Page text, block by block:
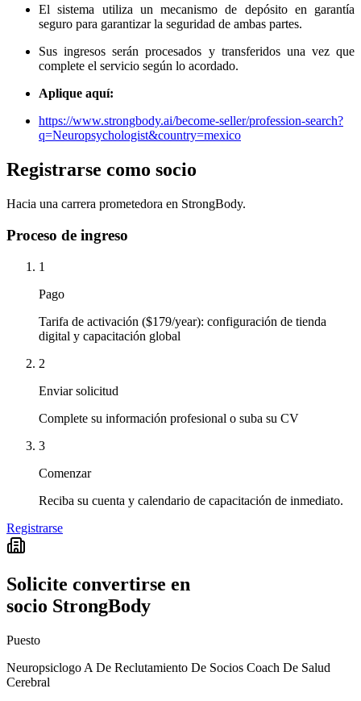
El sistema utiliza un mecanismo de depósito en garantía
seguro para garantizar la seguridad de ambas partes.
Sus ingresos serán procesados ​​y transferidos una vez que
complete el servicio según lo acordado.
Aplique aquí:
https://www.strongbody.ai/become-seller/profession-search?
q=Neuropsychologist&country=mexico
Registrarse como socio
Hacia una carrera prometedora en StrongBody.
Proceso de ingreso
1
Pago
Tarifa de activación ($179/year): configuración de tienda
digital y capacitación global
2
Enviar solicitud
Complete su información profesional o suba su CV
3
Comenzar
Reciba su cuenta y calendario de capacitación de inmediato.
Registrarse
Solicite convertirse en
socio StrongBody
Puesto
Neuropsiclogo A De Reclutamiento De Socios Coach De Salud
Cerebral